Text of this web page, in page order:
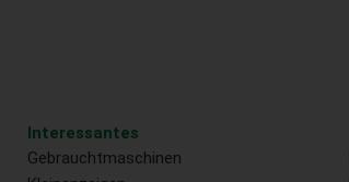
Interessantes
Gebrauchtmaschinen